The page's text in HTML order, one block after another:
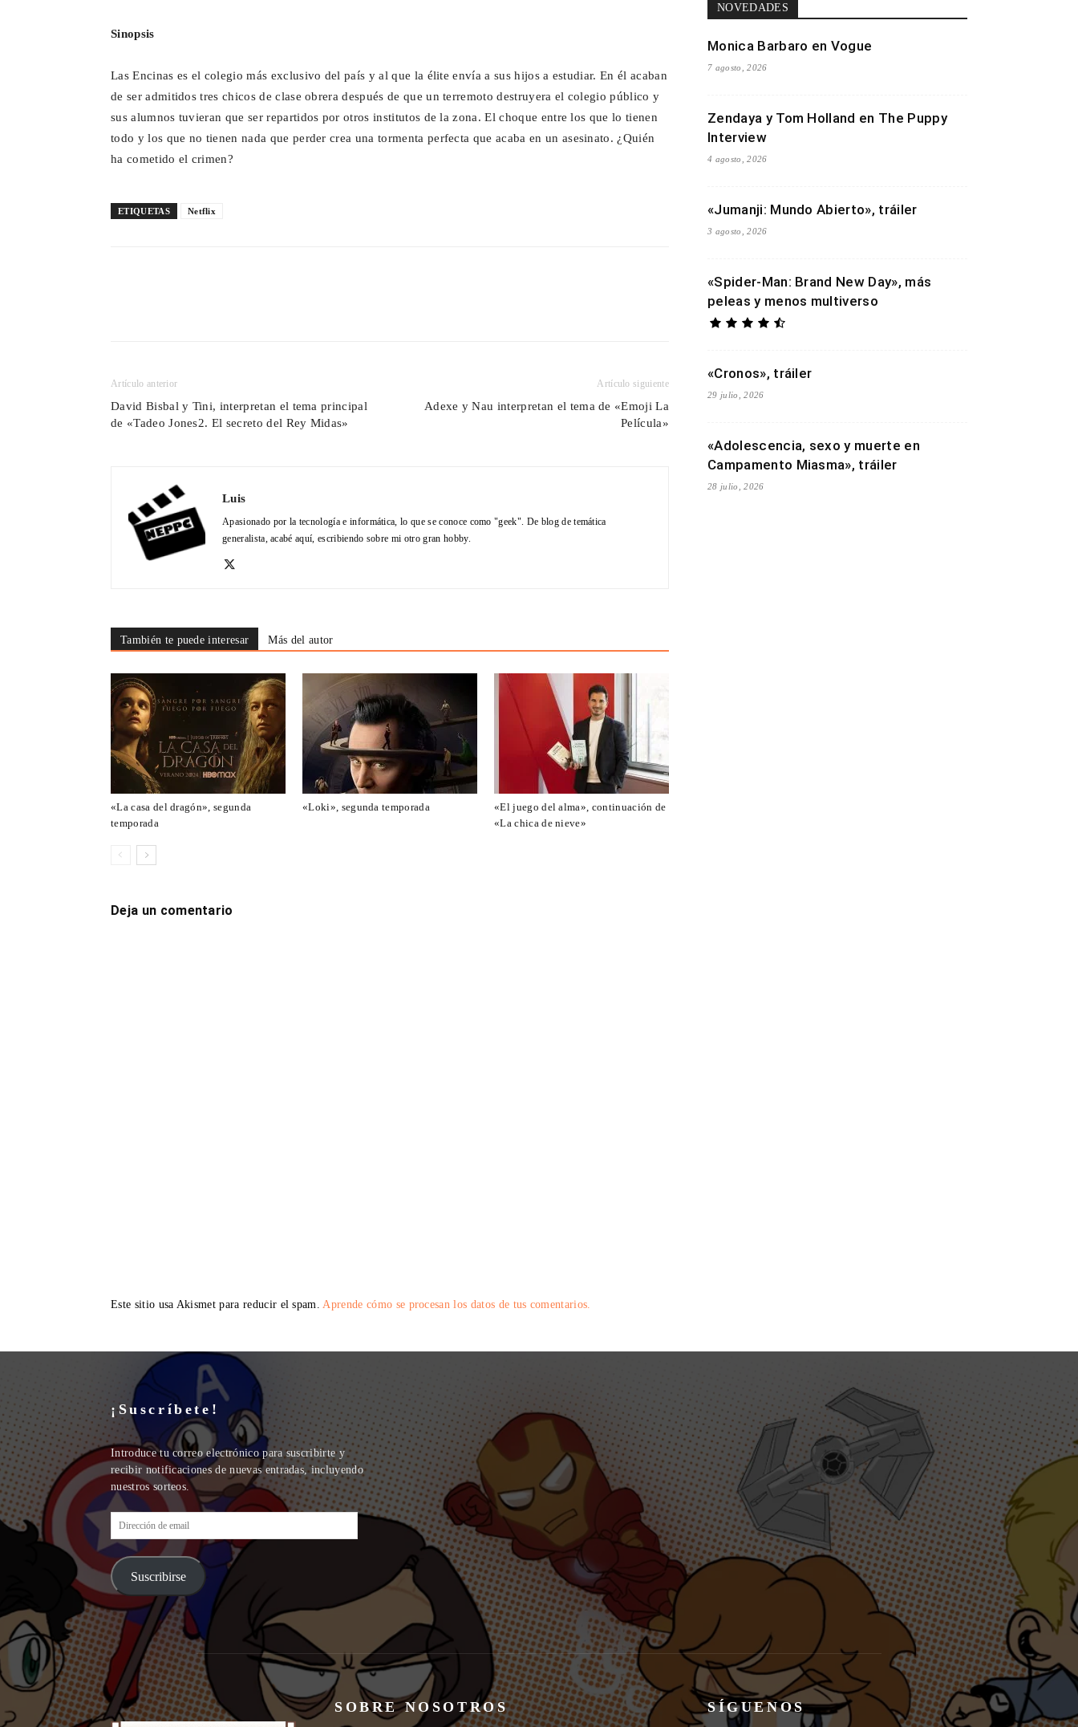
Sinopsis
Las Encinas es el colegio más exclusivo del país y al que la élite envía a sus hijos a estudiar. En él acaban
de ser admitidos tres chicos de clase obrera después de que un terremoto destruyera el colegio público y
sus alumnos tuvieran que ser repartidos por otros institutos de la zona. El choque entre los que lo tienen
todo y los que no tienen nada que perder crea una tormenta perfecta que acaba en un asesinato. ¿Quién
ha cometido el crimen?
ETIQUETAS Netflix
Artículo anterior
David Bisbal y Tini, interpretan el tema principal
de «Tadeo Jones2. El secreto del Rey Midas»
Artículo siguiente
Adexe y Nau interpretan el tema de «Emoji La
Película»
Luis
Apasionado por la tecnología e informática, lo que se conoce como "geek". De blog de temática
generalista, acabé aquí, escribiendo sobre mi otro gran hobby.
También te puede interesar Más del autor
«La casa del dragón», segunda
temporada
«Loki», segunda temporada
«El juego del alma», continuación de
«La chica de nieve»
Deja un comentario
Este sitio usa Akismet para reducir el spam.Aprende cómo se procesan los datos de tus comentarios.
NOVEDADES
Monica Barbaro en Vogue
7 agosto, 2026
Zendaya y Tom Holland en The Puppy
Interview
4 agosto, 2026
«Jumanji: Mundo Abierto», tráiler
3 agosto, 2026
«Spider-Man: Brand New Day», más
peleas y menos multiverso
«Cronos», tráiler
29 julio, 2026
«Adolescencia, sexo y muerte en
Campamento Miasma», tráiler
28 julio, 2026
¡Suscríbete!
Introduce tu correo electrónico para suscribirte y
recibir notificaciones de nuevas entradas, incluyendo
nuestros sorteos.
Dirección
de
email
Suscribirse
SOBRE NOSOTROS SÍGUENOS